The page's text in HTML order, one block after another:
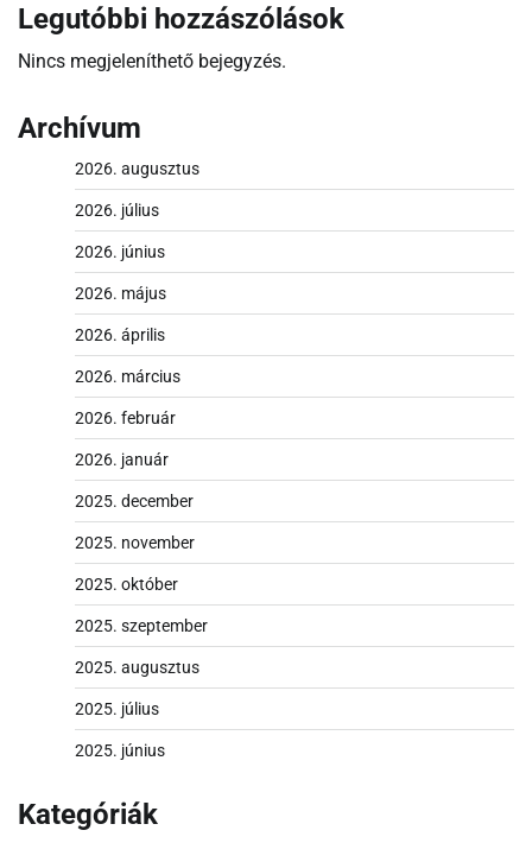
Legutóbbi hozzászólások
Nincs megjeleníthető bejegyzés.
Archívum
2026. augusztus
2026. július
2026. június
2026. május
2026. április
2026. március
2026. február
2026. január
2025. december
2025. november
2025. október
2025. szeptember
2025. augusztus
2025. július
2025. június
Kategóriák